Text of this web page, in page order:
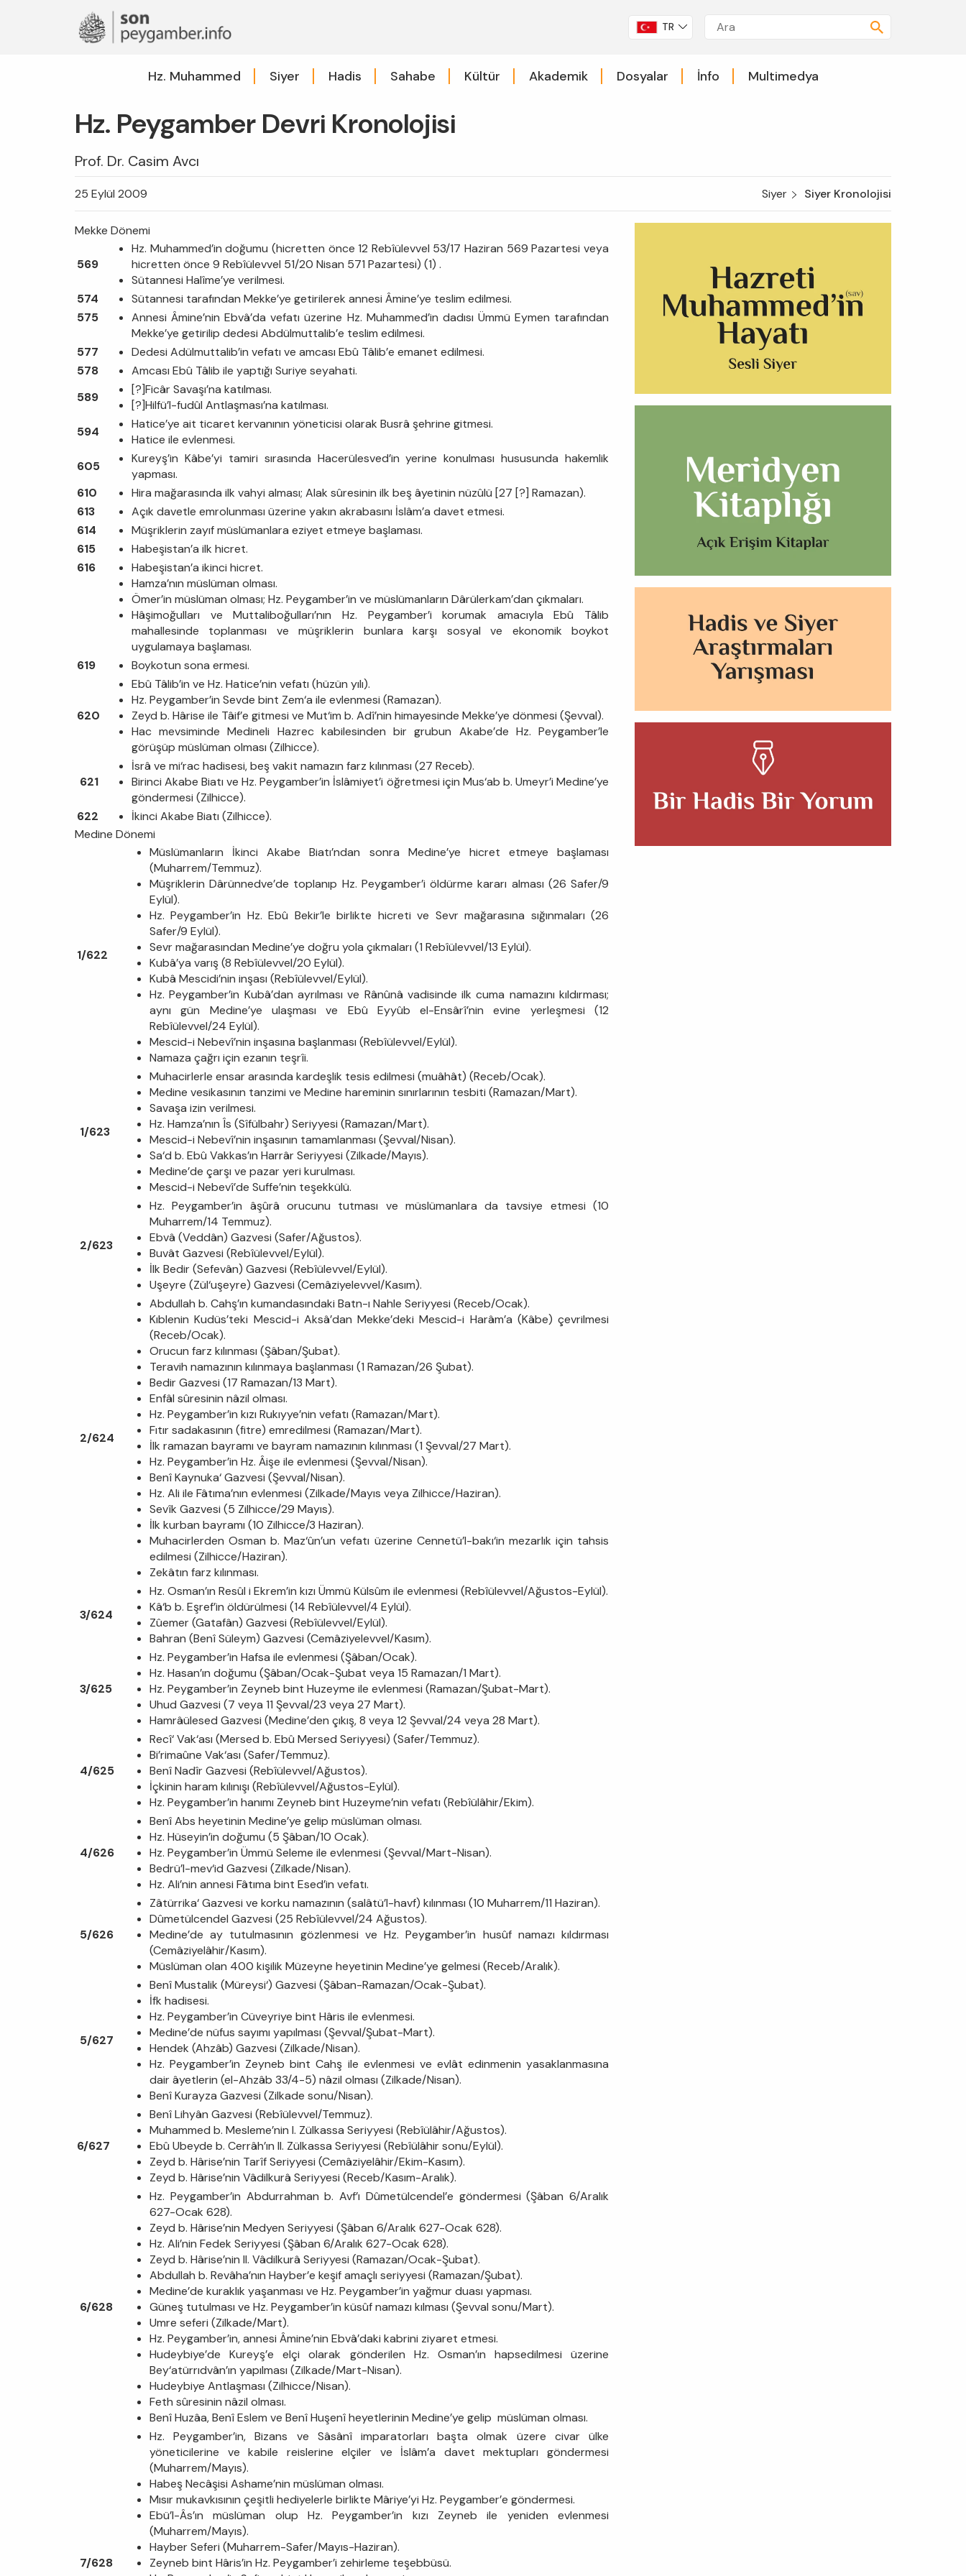
TR
Hz. Muhammed Siyer Hadis Sahabe Kültür Akademik Dosyalar İnfo Multimedya
Hz. Peygamber Devri Kronolojisi
Prof. Dr. Casim Avcı
25 Eylül 2009 Siyer Siyer Kronolojisi
Mekke Dönemi
569
Hz. Muhammed’in doğumu (hicretten önce 12 Rebîülevvel 53/17 Haziran 569 Pazartesi veya
hicretten önce 9 Rebîülevvel 51/20 Nisan 571 Pazartesi) (1) .
Sütannesi Halîme’ye verilmesi.
574
Sütannesi tarafından Mekke’ye getirilerek annesi Âmine’ye teslim edilmesi.
575
Annesi Âmine’nin Ebvâ’da vefatı üzerine Hz. Muhammed’in dadısı Ümmü Eymen tarafından
Mekke’ye getirilip dedesi Abdülmuttalib’e teslim edilmesi.
577
Dedesi Adülmuttalib’in vefatı ve amcası Ebû Tâlib’e emanet edilmesi.
578
Amcası Ebû Tâlib ile yaptığı Suriye seyahati.
589
[?]Ficâr Savaşı’na katılması.
[?]Hilfü’l-fudûl Antlaşması’na katılması.
594
Hatice’ye ait ticaret kervanının yöneticisi olarak Busrâ şehrine gitmesi.
Hatice ile evlenmesi.
605
Kureyş’in Kâbe’yi tamiri sırasında Hacerülesved’in yerine konulması hususunda hakemlik
yapması.
610
Hira mağarasında ilk vahyi alması; Alak sûresinin ilk beş âyetinin nüzûlü [27 [?] Ramazan).
613
Açık davetle emrolunması üzerine yakın akrabasını İslâm’a davet etmesi.
614
Müşriklerin zayıf müslümanlara eziyet etmeye başlaması.
615
Habeşistan’a ilk hicret.
616
Habeşistan’a ikinci hicret.
Hamza’nın müslüman olması.
Ömer’in müslüman olması; Hz. Peygamber’in ve müslümanların Dârülerkam’dan çıkmaları.
Hâşimoğulları ve Muttaliboğulları’nın Hz. Peygamber’i korumak amacıyla Ebû Tâlib
mahallesinde toplanması ve müşriklerin bunlara karşı sosyal ve ekonomik boykot
uygulamaya başlaması.
619
Boykotun sona ermesi.
620
Ebû Tâlib’in ve Hz. Hatice’nin vefatı (hüzün yılı).
Hz. Peygamber’in Sevde bint Zem‘a ile evlenmesi (Ramazan).
Zeyd b. Hârise ile Tâif’e gitmesi ve Mut‘im b. Adî’nin himayesinde Mekke’ye dönmesi (Şevval).
Hac mevsiminde Medineli Hazrec kabilesinden bir grubun Akabe’de Hz. Peygamber’le
görüşüp müslüman olması (Zilhicce).
621
İsrâ ve mi‘rac hadisesi, beş vakit namazın farz kılınması (27 Receb).
Birinci Akabe Biatı ve Hz. Peygamber’in İslâmiyet’i öğretmesi için Mus‘ab b. Umeyr’i Medine’ye
göndermesi (Zilhicce).
622
İkinci Akabe Biatı (Zilhicce).
Medine Dönemi
1/622
Müslümanların İkinci Akabe Biatı’ndan sonra Medine’ye hicret etmeye başlaması
(Muharrem/Temmuz).
Müşriklerin Dârünnedve’de toplanıp Hz. Peygamber’i öldürme kararı alması (26 Safer/9
Eylül).
Hz. Peygamber’in Hz. Ebû Bekir’le birlikte hicreti ve Sevr mağarasına sığınmaları (26
Safer/9 Eylül).
Sevr mağarasından Medine’ye doğru yola çıkmaları (1 Rebîülevvel/13 Eylül).
Kubâ’ya varış (8 Rebîülevvel/20 Eylül).
Kubâ Mescidi’nin inşası (Rebîülevvel/Eylül).
Hz. Peygamber’in Kubâ’dan ayrılması ve Rânûnâ vadisinde ilk cuma namazını kıldırması;
aynı gün Medine’ye ulaşması ve Ebû Eyyûb el-Ensârî’nin evine yerleşmesi (12
Rebîülevvel/24 Eylül).
Mescid-i Nebevî’nin inşasına başlanması (Rebîülevvel/Eylül).
Namaza çağrı için ezanın teşrîi.
1/623
Muhacirlerle ensar arasında kardeşlik tesis edilmesi (muâhât) (Receb/Ocak).
Medine vesikasının tanzimi ve Medine hareminin sınırlarının tesbiti (Ramazan/Mart).
Savaşa izin verilmesi.
Hz. Hamza’nın Îs (Sîfülbahr) Seriyyesi (Ramazan/Mart).
Mescid-i Nebevî’nin inşasının tamamlanması (Şevval/Nisan).
Sa‘d b. Ebû Vakkas’ın Harrâr Seriyyesi (Zilkade/Mayıs).
Medine’de çarşı ve pazar yeri kurulması.
Mescid-i Nebevî’de Suffe’nin teşekkülü.
2/623
Hz. Peygamber’in âşûrâ orucunu tutması ve müslümanlara da tavsiye etmesi (10
Muharrem/14 Temmuz).
Ebvâ (Veddân) Gazvesi (Safer/Ağustos).
Buvât Gazvesi (Rebîülevvel/Eylül).
İlk Bedir (Sefevân) Gazvesi (Rebîülevvel/Eylül).
Uşeyre (Zül‘uşeyre) Gazvesi (Cemâziyelevvel/Kasım).
2/624
Abdullah b. Cahş’ın kumandasındaki Batn-ı Nahle Seriyyesi (Receb/Ocak).
Kıblenin Kudüs’teki Mescid-i Aksâ’dan Mekke’deki Mescid-i Harâm’a (Kâbe) çevrilmesi
(Receb/Ocak).
Orucun farz kılınması (Şâban/Şubat).
Teravih namazının kılınmaya başlanması (1 Ramazan/26 Şubat).
Bedir Gazvesi (17 Ramazan/13 Mart).
Enfâl sûresinin nâzil olması.
Hz. Peygamber’in kızı Rukıyye’nin vefatı (Ramazan/Mart).
Fıtır sadakasının (fitre) emredilmesi (Ramazan/Mart).
İlk ramazan bayramı ve bayram namazının kılınması (1 Şevval/27 Mart).
Hz. Peygamber’in Hz. Âişe ile evlenmesi (Şevval/Nisan).
Benî Kaynuka‘ Gazvesi (Şevval/Nisan).
Hz. Ali ile Fâtıma’nın evlenmesi (Zilkade/Mayıs veya Zilhicce/Haziran).
Sevîk Gazvesi (5 Zilhicce/29 Mayıs).
İlk kurban bayramı (10 Zilhicce/3 Haziran).
Muhacirlerden Osman b. Maz‘ûn’un vefatı üzerine Cennetü’l-bakı‘in mezarlık için tahsis
edilmesi (Zilhicce/Haziran).
Zekâtın farz kılınması.
3/624
Hz. Osman’ın Resûl i Ekrem’in kızı Ümmü Külsûm ile evlenmesi (Rebîülevvel/Ağustos-Eylül).
Kâ‘b b. Eşref’in öldürülmesi (14 Rebîülevvel/4 Eylül).
Zûemer (Gatafân) Gazvesi (Rebîülevvel/Eylül).
Bahran (Benî Süleym) Gazvesi (Cemâziyelevvel/Kasım).
3/625
Hz. Peygamber’in Hafsa ile evlenmesi (Şâban/Ocak).
Hz. Hasan’ın doğumu (Şâban/Ocak-Şubat veya 15 Ramazan/1 Mart).
Hz. Peygamber’in Zeyneb bint Huzeyme ile evlenmesi (Ramazan/Şubat-Mart).
Uhud Gazvesi (7 veya 11 Şevval/23 veya 27 Mart).
Hamrâülesed Gazvesi (Medine’den çıkış, 8 veya 12 Şevval/24 veya 28 Mart).
4/625
Recî‘ Vak‘ası (Mersed b. Ebû Mersed Seriyyesi) (Safer/Temmuz).
Bi’rimaûne Vak‘ası (Safer/Temmuz).
Benî Nadîr Gazvesi (Rebîülevvel/Ağustos).
İçkinin haram kılınışı (Rebîülevvel/Ağustos-Eylül).
Hz. Peygamber’in hanımı Zeyneb bint Huzeyme’nin vefatı (Rebîülâhir/Ekim).
4/626
Benî Abs heyetinin Medine’ye gelip müslüman olması.
Hz. Hüseyin’in doğumu (5 Şâban/10 Ocak).
Hz. Peygamber’in Ümmü Seleme ile evlenmesi (Şevval/Mart-Nisan).
Bedrü’l-mev‘id Gazvesi (Zilkade/Nisan).
Hz. Ali’nin annesi Fâtıma bint Esed’in vefatı.
5/626
Zâtürrika‘ Gazvesi ve korku namazının (salâtü’l-havf) kılınması (10 Muharrem/11 Haziran).
Dûmetülcendel Gazvesi (25 Rebîülevvel/24 Ağustos).
Medine’de ay tutulmasının gözlenmesi ve Hz. Peygamber’in husûf namazı kıldırması
(Cemâziyelâhir/Kasım).
Müslüman olan 400 kişilik Müzeyne heyetinin Medine’ye gelmesi (Receb/Aralık).
5/627
Benî Mustalik (Müreysi‘) Gazvesi (Şâban-Ramazan/Ocak-Şubat).
İfk hadisesi.
Hz. Peygamber’in Cüveyriye bint Hâris ile evlenmesi.
Medine’de nüfus sayımı yapılması (Şevval/Şubat-Mart).
Hendek (Ahzâb) Gazvesi (Zilkade/Nisan).
Hz. Peygamber’in Zeyneb bint Cahş ile evlenmesi ve evlât edinmenin yasaklanmasına
dair âyetlerin (el-Ahzâb 33/4-5) nâzil olması (Zilkade/Nisan).
Benî Kurayza Gazvesi (Zilkade sonu/Nisan).
6/627
Benî Lihyân Gazvesi (Rebîülevvel/Temmuz).
Muhammed b. Mesleme’nin I. Zülkassa Seriyyesi (Rebîülâhir/Ağustos).
Ebû Ubeyde b. Cerrâh’ın II. Zülkassa Seriyyesi (Rebîülâhir sonu/Eylül).
Zeyd b. Hârise’nin Tarîf Seriyyesi (Cemâziyelâhir/Ekim-Kasım).
Zeyd b. Hârise’nin Vâdilkurâ Seriyyesi (Receb/Kasım-Aralık).
6/628
Hz. Peygamber’in Abdurrahman b. Avf’ı Dûmetülcendel’e göndermesi (Şâban 6/Aralık
627-Ocak 628).
Zeyd b. Hârise’nin Medyen Seriyyesi (Şâban 6/Aralık 627-Ocak 628).
Hz. Ali’nin Fedek Seriyyesi (Şâban 6/Aralık 627-Ocak 628).
Zeyd b. Hârise’nin II. Vâdilkurâ Seriyyesi (Ramazan/Ocak-Şubat).
Abdullah b. Revâha’nın Hayber’e keşif amaçlı seriyyesi (Ramazan/Şubat).
Medine’de kuraklık yaşanması ve Hz. Peygamber’in yağmur duası yapması.
Güneş tutulması ve Hz. Peygamber’in küsûf namazı kılması (Şevval sonu/Mart).
Umre seferi (Zilkade/Mart).
Hz. Peygamber’in, annesi Âmine’nin Ebvâ’daki kabrini ziyaret etmesi.
Hudeybiye’de Kureyş’e elçi olarak gönderilen Hz. Osman’ın hapsedilmesi üzerine
Bey‘atürrıdvân’ın yapılması (Zilkade/Mart-Nisan).
Hudeybiye Antlaşması (Zilhicce/Nisan).
Feth sûresinin nâzil olması.
Benî Huzâa, Benî Eslem ve Benî Huşenî heyetlerinin Medine’ye gelip müslüman olması.
7/628
Hz. Peygamber’in, Bizans ve Sâsânî imparatorları başta olmak üzere civar ülke
yöneticilerine ve kabile reislerine elçiler ve İslâm’a davet mektupları göndermesi
(Muharrem/Mayıs).
Habeş Necâşisi Ashame’nin müslüman olması.
Mısır mukavkısının çeşitli hediyelerle birlikte Mâriye’yi Hz. Peygamber’e göndermesi.
Ebü’l-Âs’ın müslüman olup Hz. Peygamber’in kızı Zeyneb ile yeniden evlenmesi
(Muharrem/Mayıs).
Hayber Seferi (Muharrem-Safer/Mayıs-Haziran).
Zeyneb bint Hâris’in Hz. Peygamber’i zehirleme teşebbüsü.